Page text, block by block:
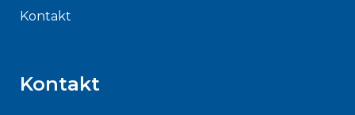
Kontakt
Kontakt